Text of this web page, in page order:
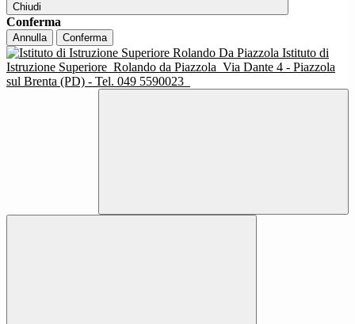
Chiudi
Conferma
Annulla Conferma
Istituto di
Istruzione Superiore Rolando da Piazzola Via Dante 4 - Piazzola
sul Brenta (PD) - Tel. 049 5590023